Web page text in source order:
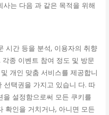
는 다음 과 같은 목적을 위해
시간 등을 분석, 이용자의 취향
종 이벤트 참여 정도 및 방문
개인 맞춤 서비스를 제공합니
선택권을 가지고 있습니 다. 따
을 설정함으로써 모든 쿠키를
확인을 거치거나, 아니면 모든